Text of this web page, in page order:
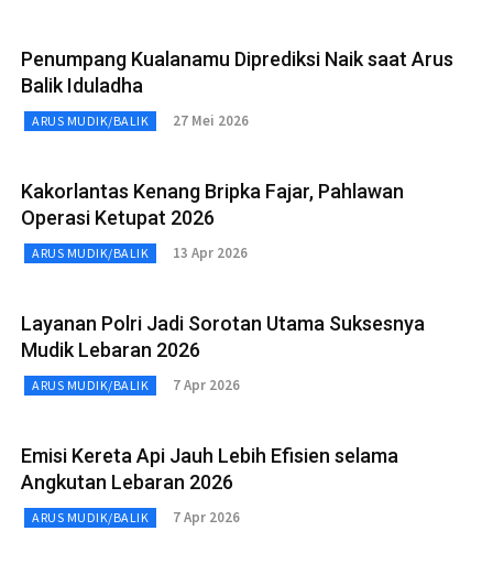
Penumpang Kualanamu Diprediksi Naik saat Arus
Balik Iduladha
ARUS MUDIK/BALIK 27 Mei 2026
Kakorlantas Kenang Bripka Fajar, Pahlawan
Operasi Ketupat 2026
ARUS MUDIK/BALIK 13 Apr 2026
Layanan Polri Jadi Sorotan Utama Suksesnya
Mudik Lebaran 2026
ARUS MUDIK/BALIK 7 Apr 2026
Emisi Kereta Api Jauh Lebih Efisien selama
Angkutan Lebaran 2026
ARUS MUDIK/BALIK 7 Apr 2026